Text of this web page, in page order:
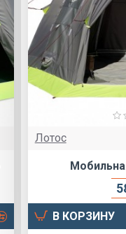
Лотос
В КОРЗИНУ